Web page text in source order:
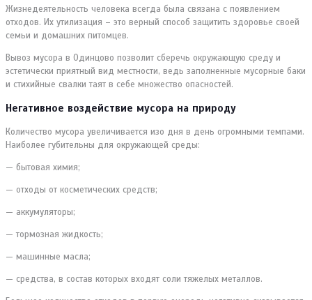
Жизнедеятельность человека всегда была связана с появлением
отходов. Их утилизация – это верный способ защитить здоровье своей
семьи и домашних питомцев.
Вывоз мусора в Одинцово позволит сберечь окружающую среду и
эстетически приятный вид местности, ведь заполненные мусорные баки
и стихийные свалки таят в себе множество опасностей.
Негативное воздействие мусора на природу
Количество мусора увеличивается изо дня в день огромными темпами.
Наиболее губительны для окружающей среды:
— бытовая химия;
— отходы от косметических средств;
— аккумуляторы;
— тормозная жидкость;
— машинные масла;
— средства, в состав которых входят соли тяжелых металлов.